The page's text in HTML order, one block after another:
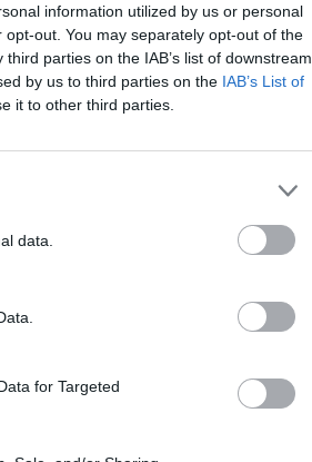
information utilized by us or personal
out. You may separately opt-out of the
parties on the IAB’s list of downstream
by us to third parties on the IAB’s List of
it to other third parties.
data.
for Targeted